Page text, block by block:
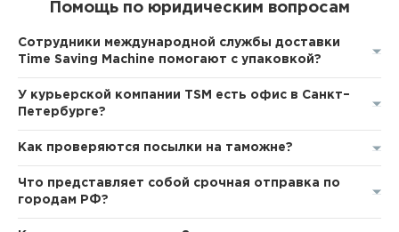
Помощь по юридическим вопросам
Сотрудники международной службы доставки
Time Saving Machine помогают с упаковкой?
У курьерской компании TSM есть офис в Санкт–
Петербурге?
Как проверяются посылки на таможне?
Что представляет собой срочная отправка по
городам РФ?